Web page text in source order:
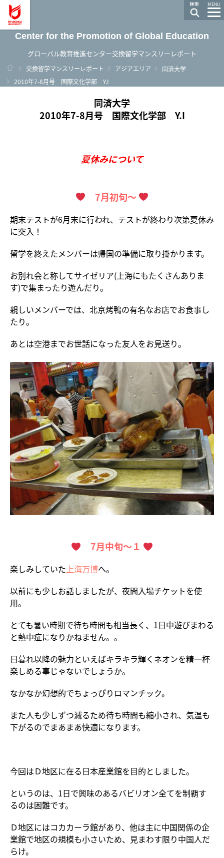
MENU
Center for the Promotion of Global Education
グローバル教育推進センター交換留学マンスリーレポート
ホーム
交換留学マンスリーレポート アジアエリア
同済大学
2010年7-8月号 国際文化学部 Y.I
同済大学
2010年7-8月号 国際文化学部 Y.I
夏休みについて
7月初旬～
期末テストが6月末に行われ、テストが終わり次第夏休み
に突入！
留学を終えたメンバーは帰国の準備に取り掛かります。
お別れ会と称してサイゼリア(上海にもたくさんありま
す)で集まったり遊んだり。
親しいメンバーでは、北京烤鴨の有名なお店でお食事し
たり。
あとは空港までお世話になった友人をお見送り。
7月中旬～１
楽しみしていた上海万博へ。
以前にも少しお話しましたが、夜間入場チケットを使
用。
とても暑い時期で待ち時間も相当長く、1日中遊びまわる
と熱中症になりかねません。。
日暮れ以降の魅力といえばキラキラ輝くネオンを精一杯
楽しめる事じゃないでしょうか。
なかなか幻想的でちょっぴりロマンチック。
また人も少しずつ減るため待ち時間も縮小され、気温も
下がるのでまあまあ快適になります。
今回はＤ地区に在る日本産業館を目的としました。
というのは、1日で興味のあるバビリオン全てを制覇す
るのは困難です。
Ｄ地区にはコカカーラ館があり、他は主に中国関係の企
業館で地区の規模も小さいため、見まわす限り中国人だ
らけ。